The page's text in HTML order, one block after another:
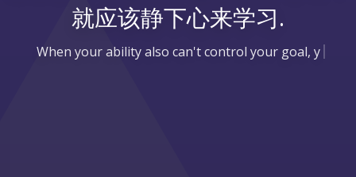
就应该静下心来学习.
When your ability also can't control your goal, you should s